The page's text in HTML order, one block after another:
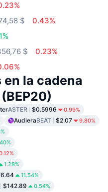
$
0.43%
$
0.23%
la cadena
ASTER $0.5996 0.99%
AudieraBEAT $2.07 9.80%
1.28%
11.54%
$142.89 0.54%